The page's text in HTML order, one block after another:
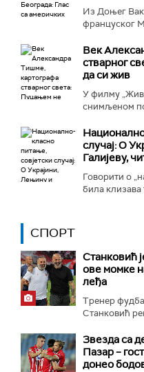
Из Доњег
француског
Век
стварног
да си жив
У филму
снимљеном
случај: О
Галијеву,
Говорити о
била клизава
СПОРТ
Станковић
ове момке
леђа
Тренер
Станковић
Звезда са
Пазар –
донео